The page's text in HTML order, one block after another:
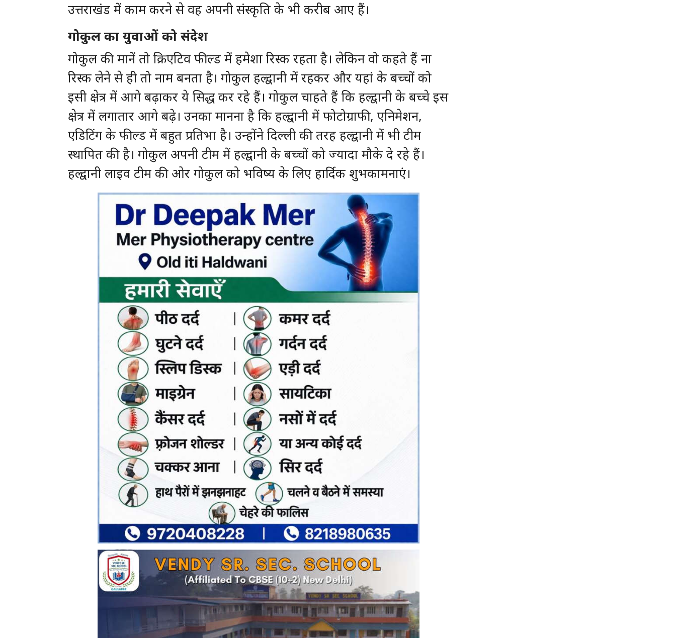
उत्तराखंड में काम करने से वह अपनी संस्कृति के भी करीब आए हैं।
गोकुल का युवाओं को संदेश
गोकुल की मानें तो क्रिएटिव फील्ड में हमेशा रिस्क रहता है। लेकिन वो कहते हैं ना
रिस्क लेने से ही तो नाम बनता है। गोकुल हल्द्वानी में रहकर और यहां के बच्चों को
इसी क्षेत्र में आगे बढ़ाकर ये सिद्ध कर रहे हैं। गोकुल चाहते हैं कि हल्द्वानी के बच्चे इस
क्षेत्र में लगातार आगे बढ़े। उनका मानना है कि हल्द्वानी में फोटोग्राफी, एनिमेशन,
एडिटिंग के फील्ड में बहुत प्रतिभा है। उन्होंने दिल्ली की तरह हल्द्वानी में भी टीम
स्थापित की है। गोकुल अपनी टीम में हल्द्वानी के बच्चों को ज्यादा मौके दे रहे हैं।
हल्द्वानी लाइव टीम की ओर गोकुल को भविष्य के लिए हार्दिक शुभकामनाएं।